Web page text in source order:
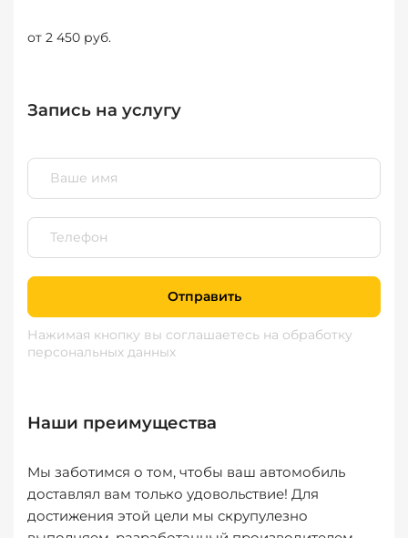
от 2 450 руб.
Запись на услугу
Отправить
Нажимая кнопку вы соглашаетесь на обработку
персональных данных
Наши преимущества
Мы заботимся о том, чтобы ваш автомобиль
доставлял вам только удовольствие! Для
достижения этой цели мы скрупулезно